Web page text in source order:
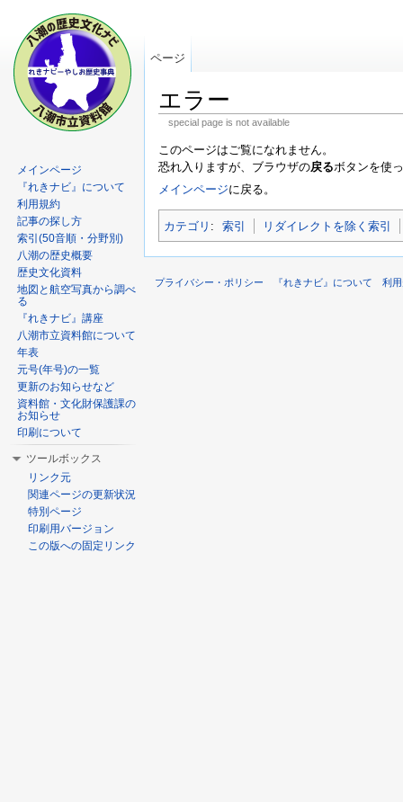
エラー
special page is not available
このページはご覧になれません。
恐れ入りますが、ブラウザの戻るボタンを使
メインページに戻る。
カテゴリ : 索引 リダイレクトを除く索引
ページ
メインページ
『れきナビ』について
利用規約
記事の探し方
索引(50音順・分野別)
八潮の歴史概要
歴史文化資料
地図と航空写真から調べ
る
『れきナビ』講座
八潮市立資料館について
年表
元号(年号)の一覧
更新のお知らせなど
資料館・文化財保護課の
お知らせ
印刷について
ツールボックス
リンク元
関連ページの更新状況
特別ページ
印刷用バージョン
この版への固定リンク
プライバシー・ポリシー 『れきナビ』について 利